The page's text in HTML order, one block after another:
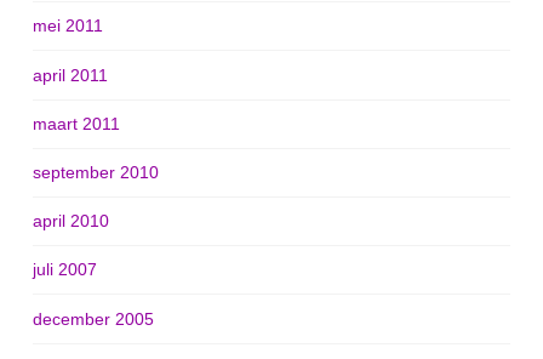
mei 2011
april 2011
maart 2011
september 2010
april 2010
juli 2007
december 2005